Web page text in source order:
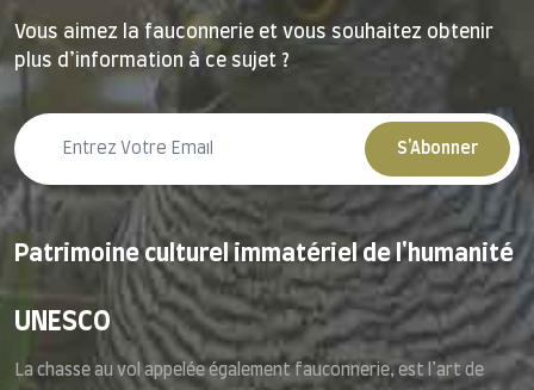
Vous aimez la fauconnerie et vous souhaitez obtenir
plus d’information à ce sujet ?
S'Abonner
Patrimoine culturel immatériel de l'humanité
UNESCO
La chasse au vol appelée également fauconnerie, est l’art de